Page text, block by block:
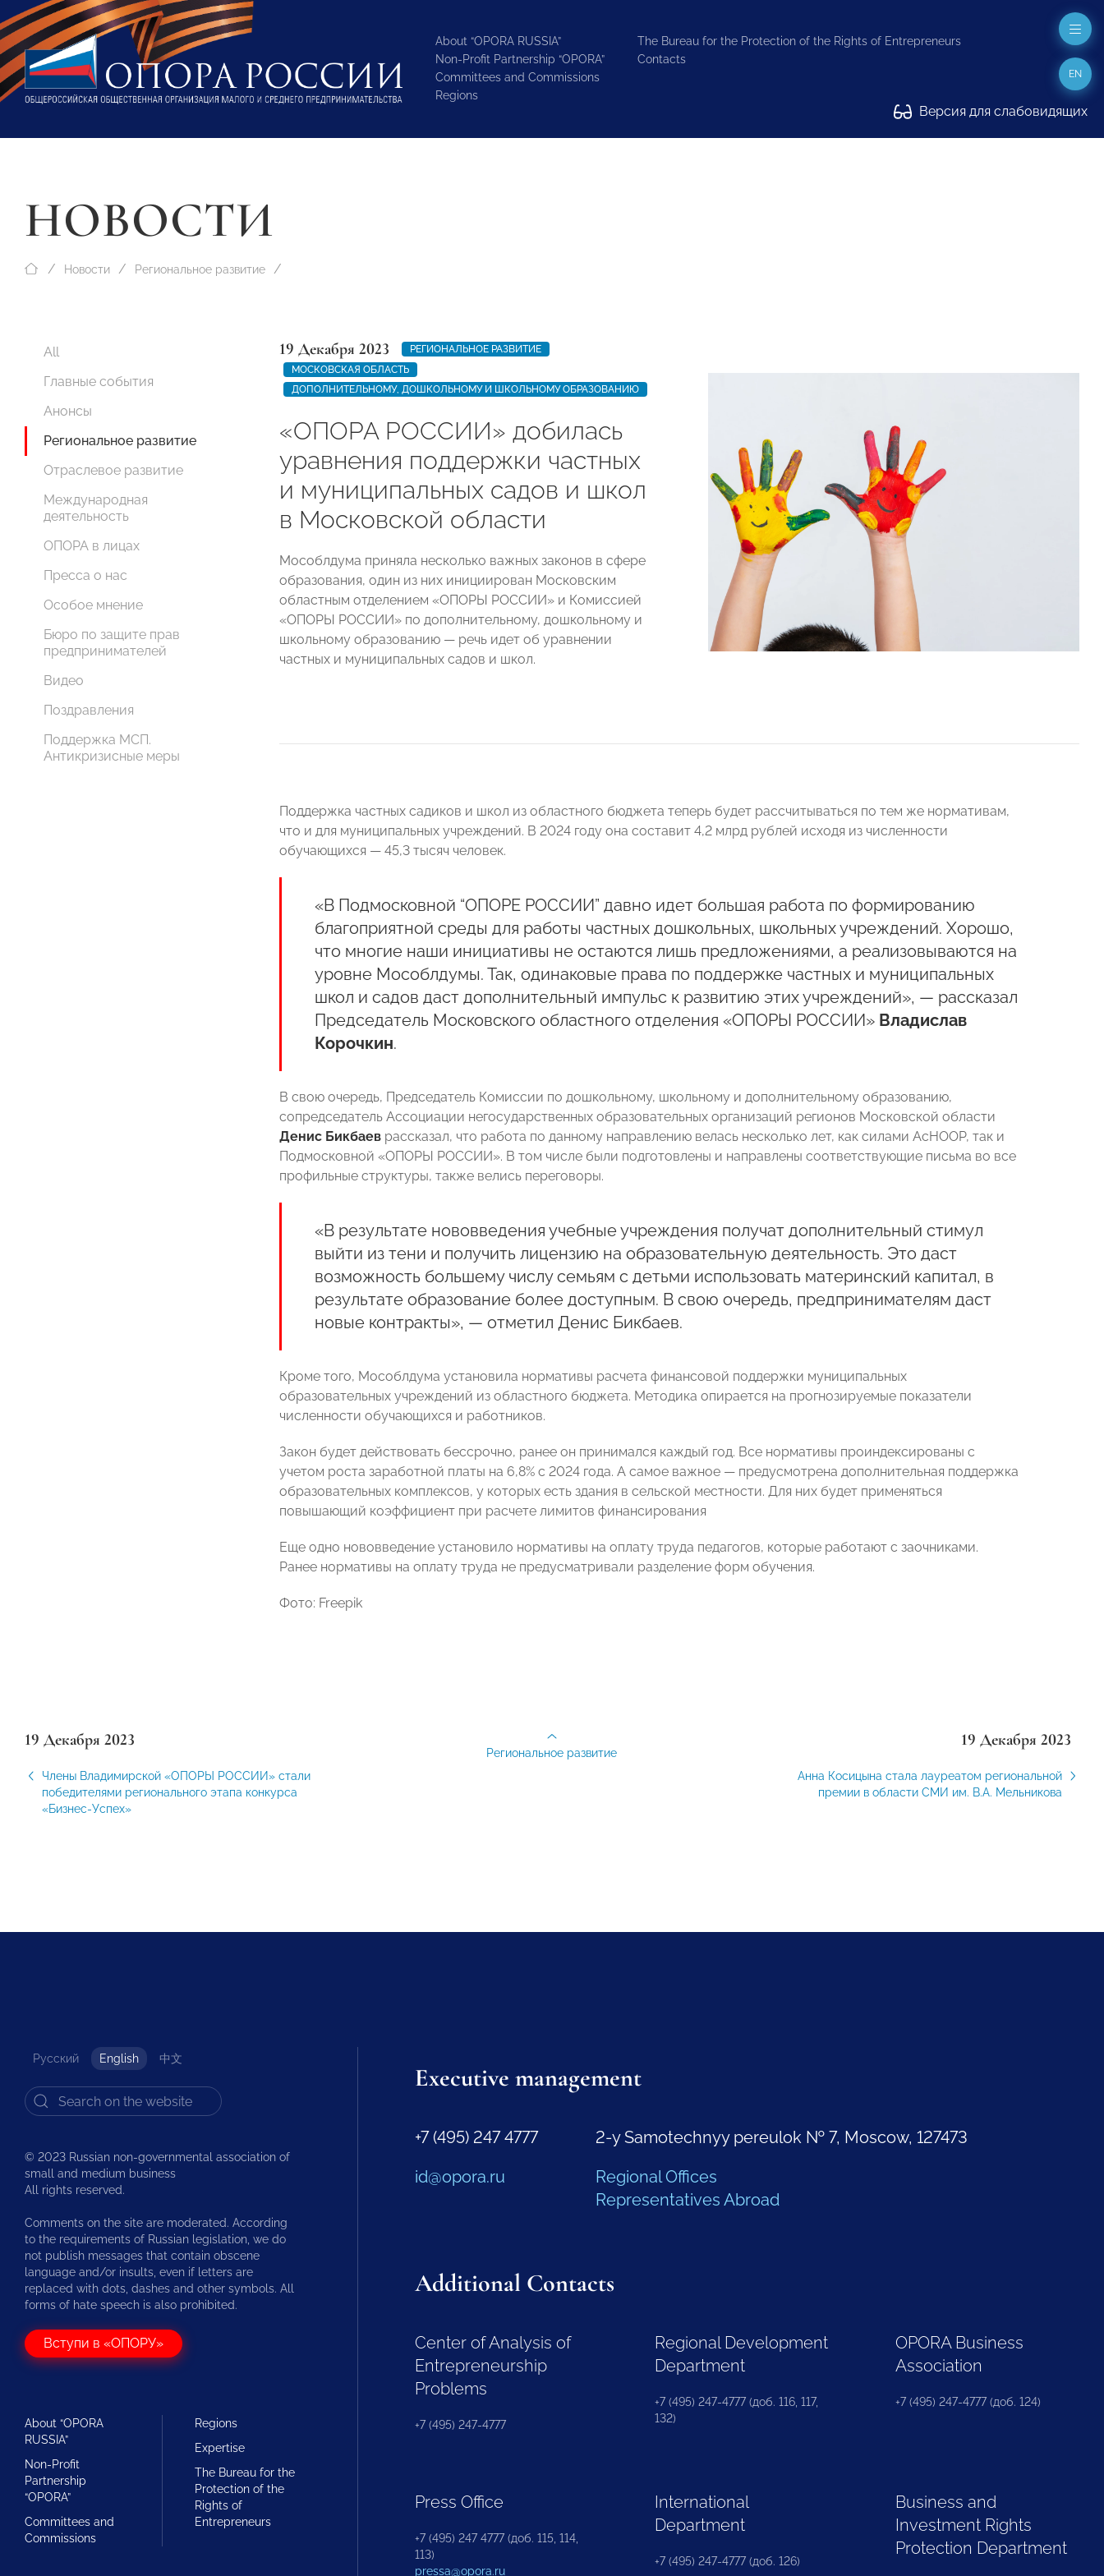
About “OPORA RUSSIA”
Non-Profit Partnership “OPORA”
Committees and Commissions
Regions
The Bureau for the Protection of the Rights of Entrepreneurs
Contacts
Версия для слабовидящих
EN
НОВОСТИ
Новости Региональное развитие
All
Главные события
Анонсы
Региональное развитие
Отраслевое развитие
Международная
деятельность
ОПОРА в лицах
Пресса о нас
Особое мнение
Бюро по защите прав
предпринимателей
Видео
Поздравления
Поддержка МСП.
Антикризисные меры
19 Декабря 2023
РЕГИОНАЛЬНОЕ РАЗВИТИЕ
МОСКОВСКАЯ ОБЛАСТЬ
ДОПОЛНИТЕЛЬНОМУ, ДОШКОЛЬНОМУ И ШКОЛЬНОМУ ОБРАЗОВАНИЮ
«ОПОРА РОССИИ» добилась
уравнения поддержки частных
и муниципальных садов и школ
в Московской области
Мособлдума приняла несколько важных законов в сфере
образования, один из них инициирован Московским
областным отделением «ОПОРЫ РОССИИ» и Комиссией
«ОПОРЫ РОССИИ» по дополнительному, дошкольному и
школьному образованию — речь идет об уравнении
частных и муниципальных садов и школ.
Поддержка частных садиков и школ из областного бюджета теперь будет рассчитываться по тем же нормативам,
что и для муниципальных учреждений. В 2024 году она составит 4,2 млрд рублей исходя из численности
обучающихся — 45,3 тысяч человек.
«В Подмосковной “ОПОРЕ РОССИИ” давно идет большая работа по формированию
благоприятной среды для работы частных дошкольных, школьных учреждений. Хорошо,
что многие наши инициативы не остаются лишь предложениями, а реализовываются на
уровне Мособлдумы. Так, одинаковые права по поддержке частных и муниципальных
школ и садов даст дополнительный импульс к развитию этих учреждений», — рассказал
Председатель Московского областного отделения «ОПОРЫ РОССИИ» Владислав
Корочкин.
В свою очередь, Председатель Комиссии по дошкольному, школьному и дополнительному образованию,
сопредседатель Ассоциации негосударственных образовательных организаций регионов Московской области
Денис Бикбаев рассказал, что работа по данному направлению велась несколько лет, как силами АсНООР, так и
Подмосковной «ОПОРЫ РОССИИ». В том числе были подготовлены и направлены соответствующие письма во все
профильные структуры, также велись переговоры.
«В результате нововведения учебные учреждения получат дополнительный стимул
выйти из тени и получить лицензию на образовательную деятельность. Это даст
возможность большему числу семьям с детьми использовать материнский капитал, в
результате образование более доступным. В свою очередь, предпринимателям даст
новые контракты», — отметил Денис Бикбаев.
Кроме того, Мособлдума установила нормативы расчета финансовой поддержки муниципальных
образовательных учреждений из областного бюджета. Методика опирается на прогнозируемые показатели
численности обучающихся и работников.
Закон будет действовать бессрочно, ранее он принимался каждый год. Все нормативы проиндексированы с
учетом роста заработной платы на 6,8% с 2024 года. А самое важное — предусмотрена дополнительная поддержка
образовательных комплексов, у которых есть здания в сельской местности. Для них будет применяться
повышающий коэффициент при расчете лимитов финансирования
Еще одно нововведение установило нормативы на оплату труда педагогов, которые работают с заочниками.
Ранее нормативы на оплату труда не предусматривали разделение форм обучения.
Фото: Freepik
19 Декабря 2023
Члены Владимирской «ОПОРЫ РОССИИ» стали
победителями регионального этапа конкурса
«Бизнес-Успех»
19 Декабря 2023
Анна Косицына стала лауреатом региональной
премии в области СМИ им. В.А. Мельникова
Региональное развитие
Русский English 中文
© 2023 Russian non-governmental association of
small and medium business
All rights reserved.
Comments on the site are moderated. According
to the requirements of Russian legislation, we do
not publish messages that contain obscene
language and/or insults, even if letters are
replaced with dots, dashes and other symbols. All
forms of hate speech is also prohibited.
Вступи в «ОПОРУ»
About “OPORA
RUSSIA”
Non-Profit
Partnership
“OPORA”
Committees and
Commissions
Regions
Expertise
The Bureau for the
Protection of the
Rights of
Entrepreneurs
Executive management
+7 (495) 247 4777
id@opora.ru
2-y Samotechnyy pereulok № 7, Moscow, 127473
Regional Offices
Representatives Abroad
Additional Contacts
Center of Analysis of
Entrepreneurship
Problems
+7 (495) 247-4777
Regional Development
Department
+7 (495) 247-4777 (доб. 116, 117,
132)
OPORA Business
Association
+7 (495) 247-4777 (доб. 124)
Press Office
+7 (495) 247 4777 (доб. 115, 114,
113)
pressa@opora.ru
International
Department
+7 (495) 247-4777 (доб. 126)
Business and
Investment Rights
Protection Department